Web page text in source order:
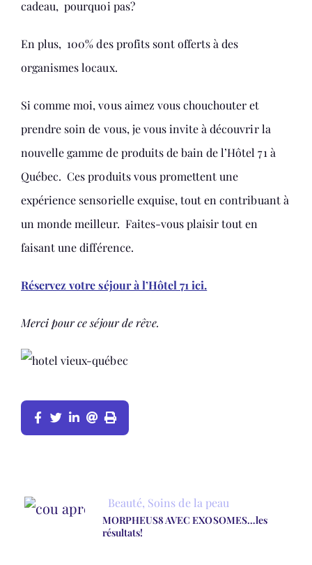
cadeau, pourquoi pas?
En plus, 100% des profits sont offerts à des
organismes locaux.
Si comme moi, vous aimez vous chouchouter et
prendre soin de vous, je vous invite à découvrir la
nouvelle gamme de produits de bain de l’Hôtel 71 à
Québec. Ces produits vous promettent une
expérience sensorielle exquise, tout en contribuant à
un monde meilleur. Faites-vous plaisir tout en
faisant une différence.
Réservez votre séjour à l’Hôtel 71 ici.
Merci pour ce séjour de rêve.
Beauté, Soins de la peau
MORPHEUS8 AVEC EXOSOMES…les
résultats!